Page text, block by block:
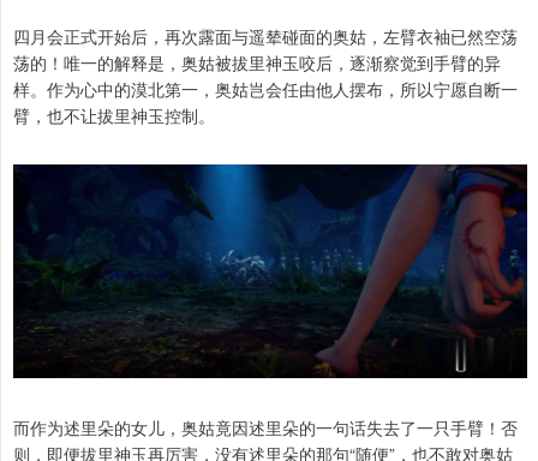
四月会正式开始后，再次露面与遥辇碰面的奥姑，左臂衣袖已然空荡
荡的！唯一的解释是，奥姑被拔里神玉咬后，逐渐察觉到手臂的异
样。作为心中的漠北第一，奥姑岂会任由他人摆布，所以宁愿自断一
臂，也不让拔里神玉控制。
而作为述里朵的女儿，奥姑竟因述里朵的一句话失去了一只手臂！否
则，即便拔里神玉再厉害，没有述里朵的那句“随便”，也不敢对奥姑